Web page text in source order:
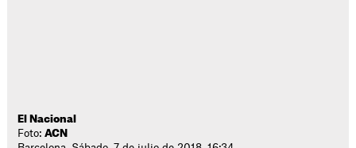
El Nacional
Foto:ACN